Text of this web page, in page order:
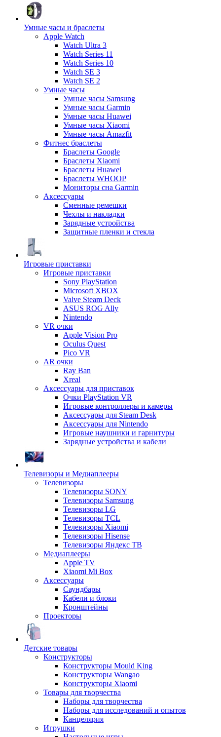
Умные часы и браслеты
Apple Watch
Watch Ultra 3
Watch Series 11
Watch Series 10
Watch SE 3
Watch SE 2
Умные часы
Умные часы Samsung
Умные часы Garmin
Умные часы Huawei
Умные часы Xiaomi
Умные часы Amazfit
Фитнес браслеты
Браслеты Google
Браслеты Xiaomi
Браслеты Huawei
Браслеты WHOOP
Мониторы сна Garmin
Аксессуары
Сменные ремешки
Чехлы и накладки
Зарядные устройства
Защитные пленки и стекла
Игровые приставки
Игровые приставки
Sony PlayStation
Microsoft XBOX
Valve Steam Deck
ASUS ROG Ally
Nintendo
VR очки
Apple Vision Pro
Oculus Quest
Pico VR
AR очки
Ray Ban
Xreal
Аксессуары для приставок
Очки PlayStation VR
Игровые контроллеры и камеры
Аксессуары для Steam Desk
Аксессуары для Nintendo
Игровые наушники и гарнитуры
Зарядные устройства и кабели
Телевизоры и Медиаплееры
Телевизоры
Телевизоры SONY
Телевизоры Samsung
Телевизоры LG
Телевизоры TCL
Телевизоры Xiaomi
Телевизоры Hisense
Телевизоры Яндекс ТВ
Медиаплееры
Apple TV
Xiaomi Mi Box
Аксессуары
Саундбары
Кабели и блоки
Кронштейны
Проекторы
Детские товары
Конструкторы
Конструкторы Mould King
Конструкторы Wangao
Конструкторы Xiaomi
Товары для творчества
Наборы для творчества
Наборы для исследований и опытов
Канцелярия
Игрушки